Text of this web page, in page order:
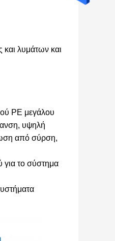
λυμάτων και
PE μεγάλου
υψηλή
από σύρση,
για το σύστημα